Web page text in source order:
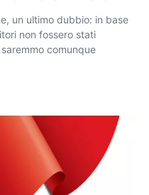
un ultimo dubbio: in base
non fossero stati
comunque